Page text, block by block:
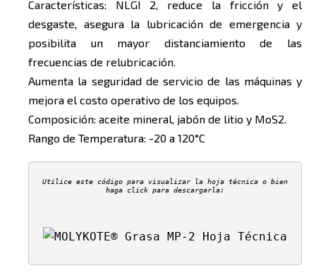
Características: NLGI 2, reduce la fricción y el
desgaste, asegura la lubricación de emergencia y
posibilita un mayor distanciamiento de las
frecuencias de relubricación.
Aumenta la seguridad de servicio de las máquinas y
mejora el costo operativo de los equipos.
Composición: aceite mineral, jabón de litio y MoS2.
Rango de Temperatura: -20 a 120°C
Utilice este código para visualizar la hoja técnica o bien
haga click para descargarla: